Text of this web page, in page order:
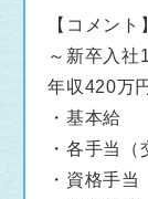
【コメント】
～新卒入社
年収420万
・基本給
・各手当（
・資格手当